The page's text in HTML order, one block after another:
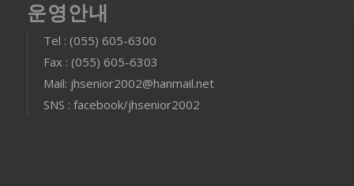
운영안내
Tel : (055) 605-6300
Fax : (055) 605-6303
Mail: jhsenior2002@hanmail.net
SNS : facebook/jhsenior2002